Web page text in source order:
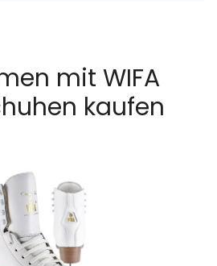
mit WIFA
kaufen